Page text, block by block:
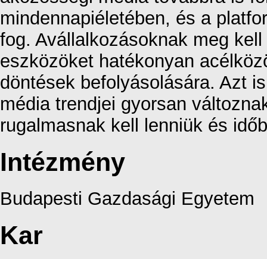
mindennapiéletében, és a
fog. Avállalkozásoknak meg
eszközöket hatékonyan
döntések befolyásolására. Azt
média trendjei gyorsan
rugalmasnak kell lenniük és
Intézmény
Budapesti Gazdasági Egyetem
Kar